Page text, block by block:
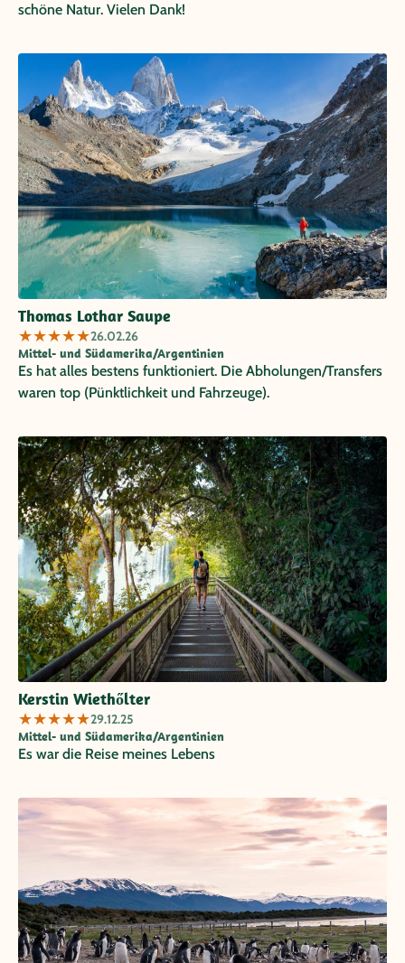
schöne Natur. Vielen Dank!
Thomas Lothar Saupe
★★★★★26.02.26
Mittel- und Südamerika/Argentinien
Es hat alles bestens funktioniert. Die Abholungen/Transfers
waren top (Pünktlichkeit und Fahrzeuge).
Kerstin Wiethőlter
★★★★★29.12.25
Mittel- und Südamerika/Argentinien
Es war die Reise meines Lebens